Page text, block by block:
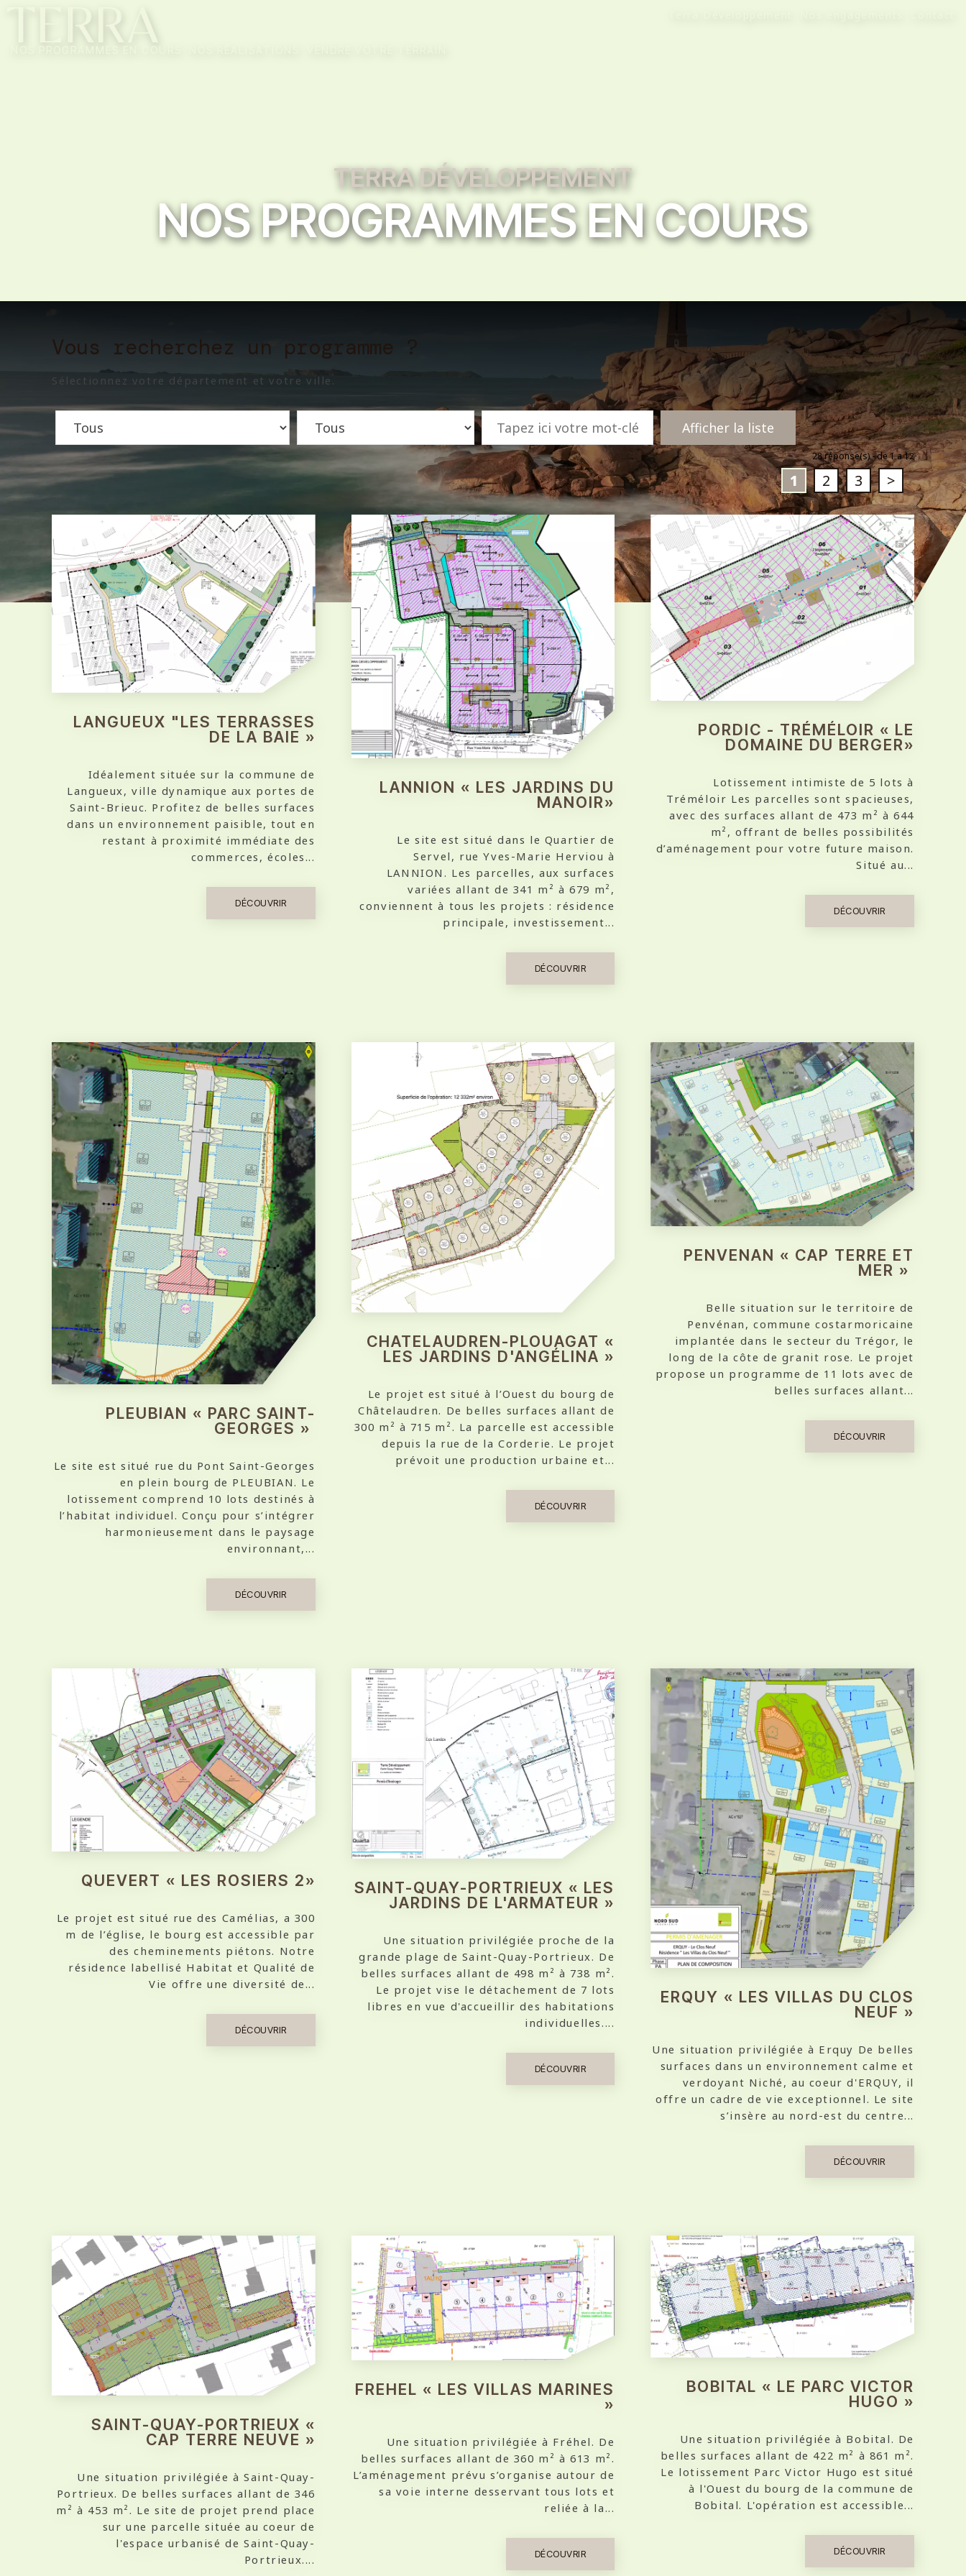
TERRA DÉVELOPPEMENT
NOS PROGRAMMES EN COURS
Vous recherchez un programme ?
Sélectionnez votre département et votre ville.
28réponse(s) - de 1 a 12
1 2 3 >
LANGUEUX "LES TERRASSES
DE LA BAIE »
Idéalement située sur la commune de
Langueux, ville dynamique aux portes de
Saint-Brieuc. Profitez de belles surfaces
dans un environnement paisible, tout en
restant à proximité immédiate des
commerces, écoles...
DÉCOUVRIR
LANNION « LES JARDINS DU
MANOIR»
Le site est situé dans le Quartier de
Servel, rue Yves-Marie Herviou à
LANNION. Les parcelles, aux surfaces
variées allant de 341 m² à 679 m²,
conviennent à tous les projets : résidence
principale, investissement...
DÉCOUVRIR
PORDIC - TRÉMÉLOIR « LE
DOMAINE DU BERGER»
Lotissement intimiste de 5 lots à
Tréméloir Les parcelles sont spacieuses,
avec des surfaces allant de 473 m² à 644
m², offrant de belles possibilités
d’aménagement pour votre future maison.
Situé au...
DÉCOUVRIR
PLEUBIAN « PARC SAINT-
GEORGES »
Le site est situé rue du Pont Saint-Georges
en plein bourg de PLEUBIAN. Le
lotissement comprend 10 lots destinés à
l’habitat individuel. Conçu pour s’intégrer
harmonieusement dans le paysage
environnant,...
DÉCOUVRIR
CHATELAUDREN-PLOUAGAT «
LES JARDINS D'ANGÉLINA »
Le projet est situé à l’Ouest du bourg de
Châtelaudren. De belles surfaces allant de
300 m² à 715 m². La parcelle est accessible
depuis la rue de la Corderie. Le projet
prévoit une production urbaine et...
DÉCOUVRIR
PENVENAN « CAP TERRE ET
MER »
Belle situation sur le territoire de
Penvénan, commune costarmoricaine
implantée dans le secteur du Trégor, le
long de la côte de granit rose. Le projet
propose un programme de 11 lots avec de
belles surfaces allant...
DÉCOUVRIR
QUEVERT « LES ROSIERS 2»
Le projet est situé rue des Camélias, a 300
m de l’église, le bourg est accessible par
des cheminements piétons. Notre
résidence labellisé Habitat et Qualité de
Vie offre une diversité de...
DÉCOUVRIR
SAINT-QUAY-PORTRIEUX « LES
JARDINS DE L'ARMATEUR »
Une situation privilégiée proche de la
grande plage de Saint-Quay-Portrieux. De
belles surfaces allant de 498 m² à 738 m².
Le projet vise le détachement de 7 lots
libres en vue d'accueillir des habitations
individuelles....
DÉCOUVRIR
ERQUY « LES VILLAS DU CLOS
NEUF »
Une situation privilégiée à Erquy De belles
surfaces dans un environnement calme et
verdoyant Niché, au coeur d'ERQUY, il
offre un cadre de vie exceptionnel. Le site
s’insère au nord-est du centre...
DÉCOUVRIR
SAINT-QUAY-PORTRIEUX «
CAP TERRE NEUVE »
Une situation privilégiée à Saint-Quay-
Portrieux. De belles surfaces allant de 346
m² à 453 m². Le site de projet prend place
sur une parcelle située au coeur de
l'espace urbanisé de Saint-Quay-
Portrieux....
FREHEL « LES VILLAS MARINES
»
Une situation privilégiée à Fréhel. De
belles surfaces allant de 360 m² à 613 m².
L’aménagement prévu s’organise autour de
sa voie interne desservant tous lots et
reliée à la...
DÉCOUVRIR
BOBITAL « LE PARC VICTOR
HUGO »
Une situation privilégiée à Bobital. De
belles surfaces allant de 422 m² à 861 m².
Le lotissement Parc Victor Hugo est situé
à l'Ouest du bourg de la commune de
Bobital. L'opération est accessible...
DÉCOUVRIR